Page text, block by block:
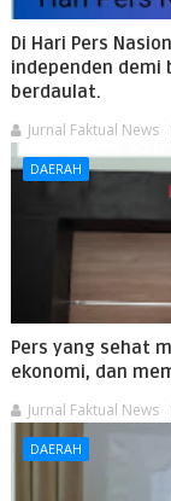
Di Hari Pers
independen demi
berdaulat.
Jurnal Faktual News
DAERAH
Pers yang sehat
ekonomi, dan
Jurnal Faktual News
DAERAH